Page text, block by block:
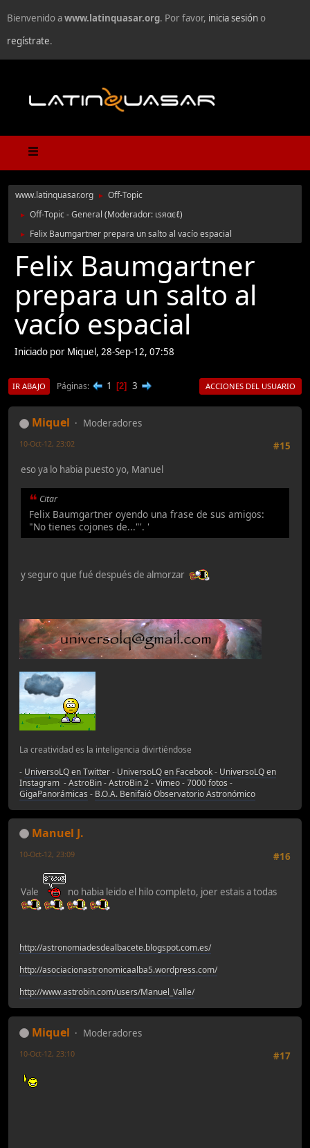
Bienvenido awww.latinquasar.org. Por favor, inicia sesióno
regístrate.
www.latinquasar.org ► Off-Topic
► Off-Topic - General (Moderador: ιѕяαєℓ)
► Felix Baumgartner prepara un salto al vacío espacial
Felix Baumgartner
prepara un salto al
vacío espacial
Iniciado por Miquel, 28-Sep-12, 07:58
IR ABAJO Páginas 1 2 3 ACCIONES DEL USUARIO
Miquel
Moderadores
#15
10-Oct-12, 23:02
eso ya lo habia puesto yo, Manuel
Citar
Felix Baumgartner oyendo una frase de sus amigos:
"No tienes cojones de..."'. '
y seguro que fué después de almorzar
La creatividad es la inteligencia divirtiéndose
- UniversoLQ en Twitter- UniversoLQ en Facebook- UniversoLQ en
Instagram -AstroBin-AstroBin 2-Vimeo-7000 fotos -
GigaPanorámicas - B.O.A. Benifaió Observatorio Astronómico
Manuel J.
#16
10-Oct-12, 23:09
Vale no habia leido el hilo completo, joer estais a todas
http://astronomiadesdealbacete.blogspot.com.es/
http://asociacionastronomicaalba5.wordpress.com/
http://www.astrobin.com/users/Manuel_Valle/
Miquel
Moderadores
#17
10-Oct-12, 23:10